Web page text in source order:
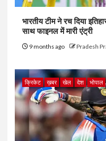
भारतीय टीम ने रच दिया
साथ फाइनल में मारी एंट्री
9 months ago Pradesh
क्रिकेट ख़बर खेल देश भोपाल